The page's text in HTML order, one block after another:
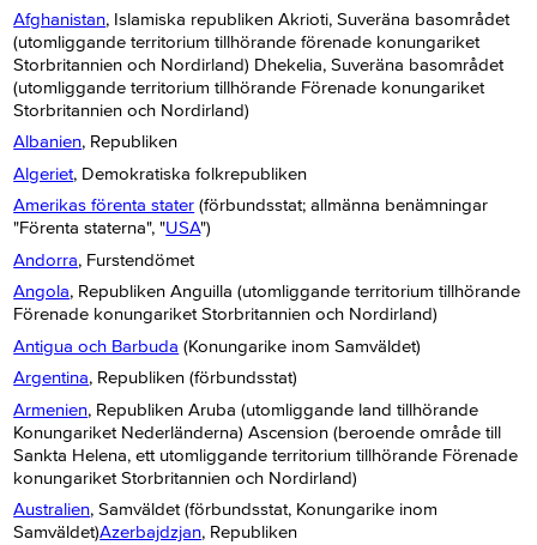
Afghanistan, Islamiska republiken Akrioti, Suveräna basområdet
(utomliggande territorium tillhörande förenade konungariket
Storbritannien och Nordirland) Dhekelia, Suveräna basområdet
(utomliggande territorium tillhörande Förenade konungariket
Storbritannien och Nordirland)
Albanien, Republiken
Algeriet, Demokratiska folkrepubliken
Amerikas förenta stater (förbundsstat; allmänna benämningar
"Förenta staterna", "USA")
Andorra, Furstendömet
Angola, Republiken Anguilla (utomliggande territorium tillhörande
Förenade konungariket Storbritannien och Nordirland)
Antigua och Barbuda (Konungarike inom Samväldet)
Argentina, Republiken (förbundsstat)
Armenien, Republiken Aruba (utomliggande land tillhörande
Konungariket Nederländerna) Ascension (beroende område till
Sankta Helena, ett utomliggande territorium tillhörande Förenade
konungariket Storbritannien och Nordirland)
Australien, Samväldet (förbundsstat, Konungarike inom
Samväldet)Azerbajdzjan, Republiken